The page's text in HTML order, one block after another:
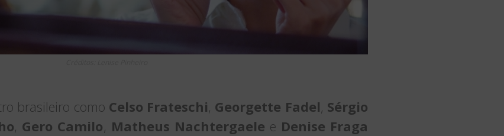
brasileiro como Celso Frateschi, Georgette Fadel, Sérgio
, Gero Camilo, Matheus Nachtergaele e Denise Fraga